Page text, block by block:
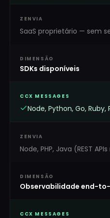
ZENVIA
SaaS proprietário — sem
DIMENSÃO
SDKs disponíveis
CCX MESSAGES
Node, Python, Go, Ruby,
ZENVIA
Node, PHP, Java (REST
DIMENSÃO
Observabilidade end-
CCX MESSAGES